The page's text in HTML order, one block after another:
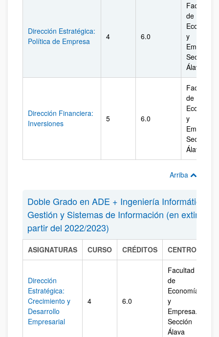
Dirección Estratégica:
Política de Empresa
4 6.0
Facultad
de
Economía
y
Empresa.
Sección
Álava
Dirección Financiera:
Inversiones
5 6.0
Facultad
de
Economía
y
Empresa.
Sección
Álava
Arriba
Doble Grado en ADE + Ingeniería Informática de
Gestión y Sistemas de Información (en extinción
partir del 2022/2023)
ASIGNATURAS CURSO CRÉDITOS CENTRO
Dirección
Estratégica:
Crecimiento y
Desarrollo
Empresarial
4 6.0
Facultad
de
Economía
y
Empresa.
Sección
Álava